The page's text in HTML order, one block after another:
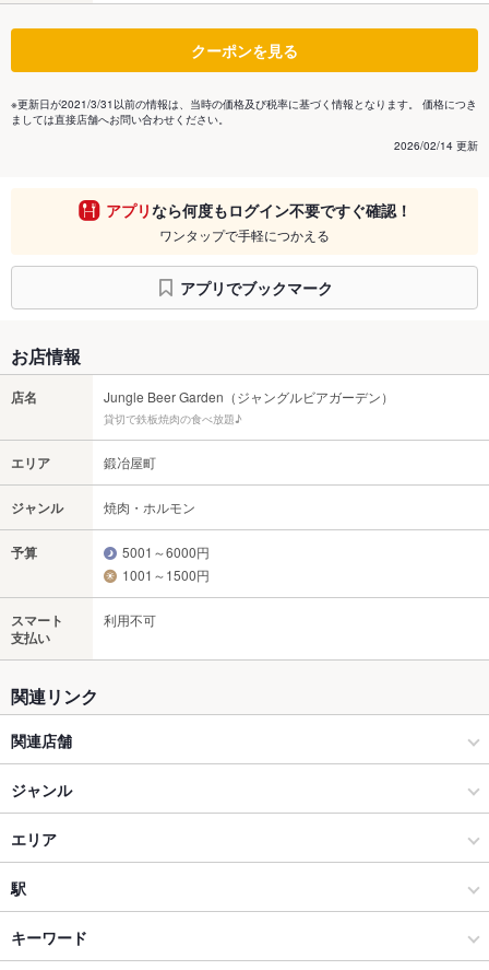
クーポンを見る
※更新日が2021/3/31以前の情報は、当時の価格及び税率に基づく情報となります。 価格につき
ましては直接店舗へお問い合わせください。
2026/02/14 更新
アプリなら何度もログイン不要ですぐ確認！
ワンタップで手軽につかえる
アプリでブックマーク
お店情報
店名 Jungle Beer Garden（ジャングルビアガーデン）
貸切で鉄板焼肉の食べ放題♪
エリア 鍛冶屋町
ジャンル 焼肉・ホルモン
予算
5001～6000円
1001～1500円
スマート
支払い
利用不可
関連リンク
関連店舗
海おやじ
瀬戸内海鮮料理 舟忠
イタリアン ビストロ ヒライ
大衆酒場 カドゲン
ジャンル
焼肉・ホルモン
焼肉
高松市中心部 × 焼肉・ホルモン
エリア
鍛冶屋町
鍛冶屋町 × 焼肉・ホルモン
駅
片原町駅
キーワード